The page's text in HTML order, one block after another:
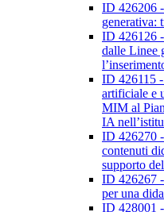
ID 426206
generativa:
ID 426126
dalle Linee
ID 426115
artificiale e
MIM al
IA
ID 426270 -
contenuti
supporto
ID 426267
per una
ID 428001